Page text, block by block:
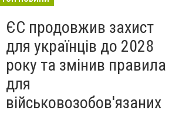
ЄС продовжив захист
для українців до 2028
року та змінив правила
для
військовозобов'язаних